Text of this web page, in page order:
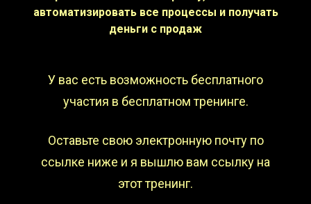
автоматизировать все процессы и получать
деньги с продаж
У вас есть возможность бесплатного
участия в бесплатном тренинге.
Оставьте свою электронную почту по
ссылке ниже и я вышлю вам ссылку на
этот тренинг.